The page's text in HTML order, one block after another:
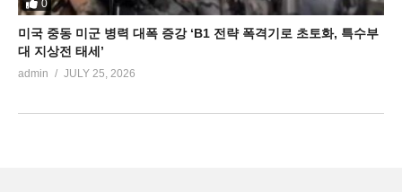
0
미국 중동 미군 병력 대폭 증강 ‘B1 전략 폭격기로 초토화, 특수부
대 지상전 태세’
admin JULY 25, 2026